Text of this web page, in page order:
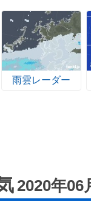
雨雲レーダー
2020年06